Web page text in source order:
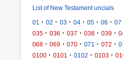
List of New Testament uncials
01 · 02 · 03 · 04 · 05 · 06 · 07
035 · 036 · 037 · 038 · 039 ·
068 · 069 · 070 · 071 · 072 ·
0100 · 0101 · 0102 · 0103 ·